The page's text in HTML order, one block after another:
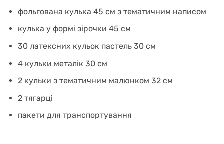
фольгована кулька 45 см з тематичним написом
кулька у формі зірочки 45 см
30 латексних кульок пастель 30 см
4 кульки металік 30 см
2 кульки з тематичним малюнком 32 см
2 тягарці
пакети для транспортування